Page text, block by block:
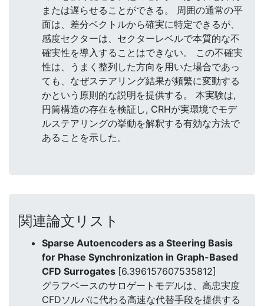
または遅らせることができる。 周囲の通常の平
面は、差分ベクトルから確実に特定できるが、
感度セクターは、セクターレベルで本質的な不
確実性を導入することはできない。 この不確実
性は、うまく整列した方向を用いた場合であっ
ても、なぜステアリング結果が頻繁に変動する
かという原則的な説明を提供する。 本実験は,
円筒構造の存在を検証し, CRHが実環境でモデ
ルステアリングの挙動を解釈する有効な方法で
あることを示した。
関連論文リスト
Sparse Autoencoders as a Steering Basis
for Phase Synchronization in Graph-Based
CFD Surrogates [6.396157607535812]
グラフベースのサロゲートモデルは、高忠実度
CFDソルバに代わる高速な代替手段を提供する